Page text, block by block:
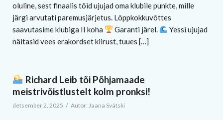
oluline, sest finaalis tõid ujujad oma klubile punkte, mille
järgi arvutati paremusjärjetus. Lõppkokkuvõttes
saavutasime klubiga II koha
Garanti järel.
Yessi ujujad
näitasid vees erakordset kiirust, tuues […]
Richard Leib tõi Põhjamaade
meistrivõistlustelt kolm pronksi!
detsember 2, 2025 / Autor: Jaana Svätski